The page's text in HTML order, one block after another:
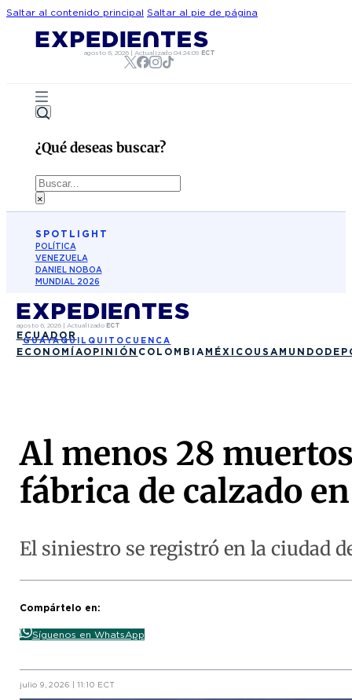
Saltar al contenido principal Saltar al pie de página
agosto 6, 2026| Actualizado 04:24:09 ECT
¿Qué deseas buscar?
Buscar
×
SPOTLIGHT
POLÍTICA
VENEZUELA
DANIEL NOBOA
MUNDIAL 2026
agosto 6, 2026| Actualizado ECT
ECUADOR
GUAYAQUIL QUITO CUENCA
ECONOMÍAOPINIÓN COLOMBIA MÉXICO USA MUNDO
Al menos 28
fábrica de calzado
El siniestro se registró en la ciudad
Compártelo en:
Síguenos en WhatsApp
julio 9, 2026 | 11:10 ECT